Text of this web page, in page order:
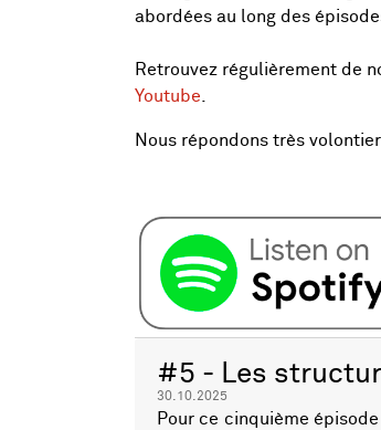
abordées au long des
Retrouvez régulièrement de
Youtube
Nous répondons très
#5 - Les
30.10.2025
Pour ce cinquième